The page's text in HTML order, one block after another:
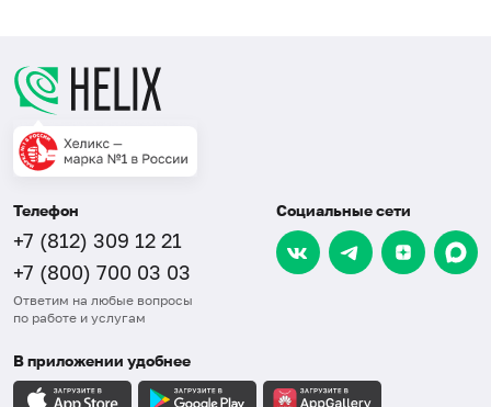
Телефон
+7 (812) 309 12 21
+7 (800) 700 03 03
Ответим на любые вопросы
по работе и услугам
Социальные сети
В приложении удобнее